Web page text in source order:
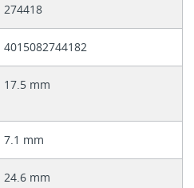
274418
4015082744182
17.5 mm
7.1 mm
24.6 mm